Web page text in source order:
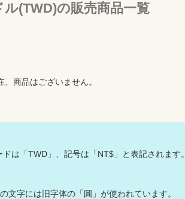
ル(TWD)の販売商品一覧
、商品はございません。
は「TWD」、記号は「NT$」と表記されます。
文字には旧字体の「圓」が使われています。